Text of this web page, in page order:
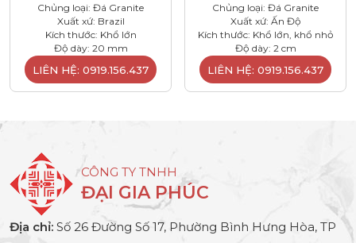
Chủng loại: Đá Granite
Xuất xứ: Brazil
Kích thước: Khổ lớn
Độ dày: 20 mm
LIÊN HỆ: 0919.156.437
Chủng loại: Đá Granite
Xuất xứ: Ấn Độ
Kích thước: Khổ lớn, khổ nhỏ
Độ dày: 2 cm
LIÊN HỆ: 0919.156.437
CÔNG TY TNHH
ĐẠI GIA PHÚC
Địa chỉ: Số 26 Đường Số 17, Phường Bình Hưng Hòa, TP